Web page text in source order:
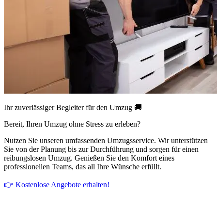
Ihr zuverlässiger Begleiter für den Umzug 🚚
Bereit, Ihren Umzug ohne Stress zu erleben?
Nutzen Sie unseren umfassenden Umzugsservice. Wir unterstützen
Sie von der Planung bis zur Durchführung und sorgen für einen
reibungslosen Umzug. Genießen Sie den Komfort eines
professionellen Teams, das all Ihre Wünsche erfüllt.
👉 Kostenlose Angebote erhalten!